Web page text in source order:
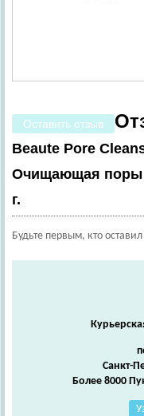
Оставить отзыв
Beaute Pore
Очищающая поры
г.
Будьте первым, кто
Санкт-
Более 8000